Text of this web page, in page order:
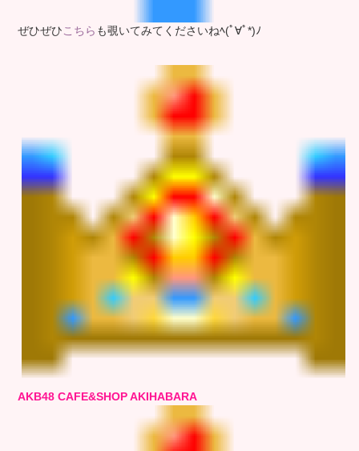
ぜひぜひこちら も覗いてみてくださいねﾍ(ﾟ∀ﾟ*)ﾉ
AKB48 CAFE&SHOP AKIHABARA